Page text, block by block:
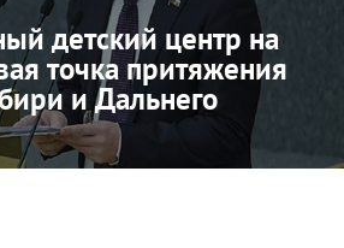
детский центр на
точка притяжения
и Дальнего